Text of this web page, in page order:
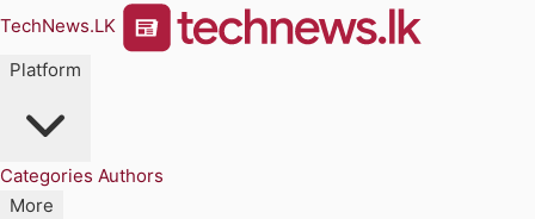
TechNews.LK
Platform
Categories Authors
More